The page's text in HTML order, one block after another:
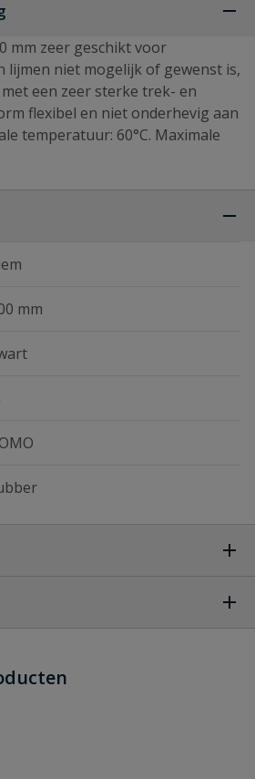
mm zeer geschikt voor
lijmen niet mogelijk of gewenst is,
een zeer sterke trek- en
flexibel en niet onderhevig aan
temperatuur: 60°C. Maximale
mm
beoordeling